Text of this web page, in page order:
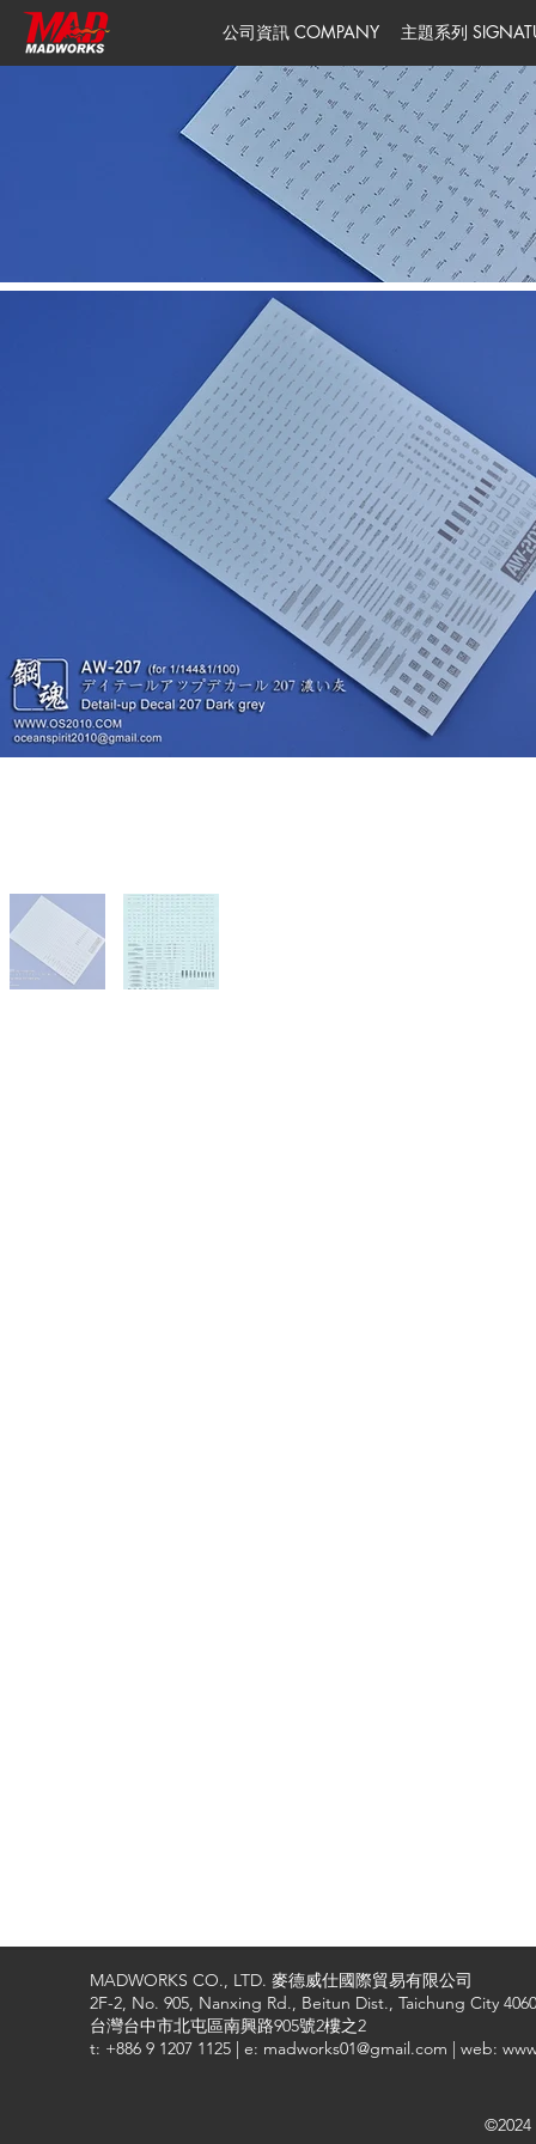
公司資訊 COMPANY 主題系列
MADWORKS CO., LTD. 麥德威仕國際貿易有限公司
2F-2, No. 905, Nanxing Rd., Beitun Dist., Taichung City
台灣台中市北屯區南興路905號2樓之2
t: +886 9 1207 1125 | e: madworks01@gmail.com | web: